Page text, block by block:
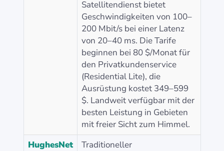
Satellitendienst bietet
Geschwindigkeiten von 100–
200 Mbit/s bei einer Latenz
von 20–40 ms. Die Tarife
beginnen bei 80 $/Monat für
den Privatkundenservice
(Residential Lite), die
Ausrüstung kostet 349–599
$. Landweit verfügbar mit der
besten Leistung in Gebieten
mit freier Sicht zum Himmel.
HughesNet
Traditioneller